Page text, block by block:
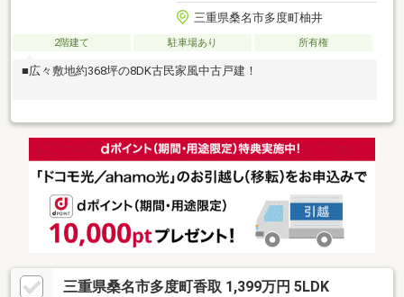
三重県桑名市多度町柚井
2階建て 駐車場あり 所有権
■広々敷地約368坪の8DK古民家風中古戸建！
三重県桑名市多度町香取 1,399万円 5LDK